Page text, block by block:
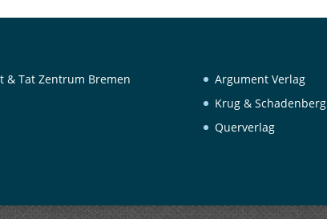
& Tat Zentrum Bremen
Argument Verlag
Krug & Schadenberg
Querverlag